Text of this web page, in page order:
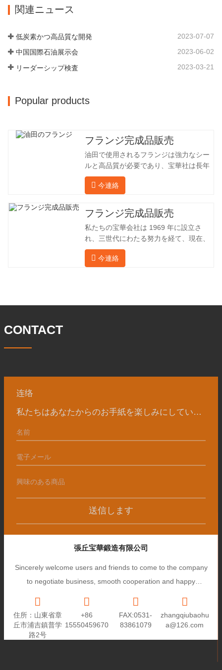
ーは、同じ業界で 15…
50,000平方メートル、建物周囲の面積は
25,000平方メートルです。従業員数は
260 名、エンジニアリング技術者は 46
関連ニュース
低炭素かつ高品質な開発 2023-07-07
中国国際石油展示会 2023-06-02
リーダーシップ検査 2023-03-21
Popular products
フランジ完成品販売
油田で使用されるフランジは強力なシー
ルと高品質が必要であり、宝華社は長年
油田でフランジを加工し、間接的に外国
（ドイツ、ロシア）に輸出してきまし
社は海外の顧客と直接輸出入し、第三者
手数料を回避して、強力な製品品質と低
価格を確保したいと考えています。以下
の表はこの製品の情報です。以下に当社
の簡単な紹介をさせていただきます。 材
料 4130-75K 硬度 207-237 内径 57.76 外
今連絡
フランジ完成品販売
私たちの宝華会社は 1969 年に設立さ
れ、三世代にわたる努力を経て、現在、
敷地面積は 50,000 平方メートル、建築
面積は 25,000 平方メートルです。従業
電、石油機械部品、建設機械、鉱業、冶
今連絡
CONTACT
连络
私たちはあなたからのお手紙を楽しみにしています
送信します
張丘宝華鍛造有限公司
Sincerely welcome users and friends to come to the company
to negotiate business, smooth cooperation and happy
住所：山東省章
丘市浦吉鎮普学
路2号
+86
15550459670
FAX:0531-
83861079
zhangqiubaohu
a@126.com